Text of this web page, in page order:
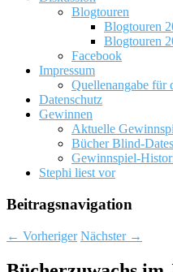
Blogtouren
Blogtouren
Blogtouren
Facebook
Impressum
Quellenangabe für
Datenschutz
Gewinnen
Aktuelle
Bücher Blind-Dates
Gewinnspiel-
Stephi liest vor
Beitragsnavigation
← Vorheriger Nächster →